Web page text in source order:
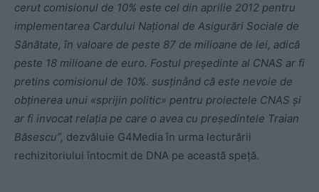
cerut comisionul de 10% este cel din aprilie 2012 pentru
implementarea Cardului Naţional de Asigurări Sociale de
Sănătate, în valoare de peste 87 de milioane de lei, adică
peste 18 milioane de euro. Fostul preşedinte al CNAS ar fi
pretins comisionul de 10%. susţinând că este nevoie de
obţinerea unui «sprijin politic» pentru proiectele CNAS şi
ar fi invocat relaţia pe care o avea cu preşedintele Traian
Băsescu”, dezvăluie G4Media în urma lecturării
rechizitoriului întocmit de DNA pe această speță.